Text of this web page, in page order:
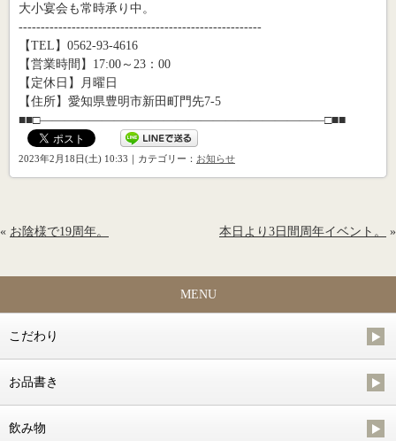
大小宴会も常時承り中。
-------------------------------------------------------
【TEL】0562-93-4616
【営業時間】17:00～23：00
【定休日】月曜日
【住所】愛知県豊明市新田町門先7-5
■■□―――――――――――――――――――――――□■■
2023年2月18日(土) 10:33｜カテゴリー： お知らせ
« お陰様で19周年。 本日より3日間周年イベント。 »
MENU
こだわり
お品書き
飲み物